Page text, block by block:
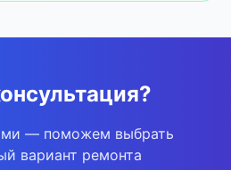
— поможем выбрать
вариант ремонта